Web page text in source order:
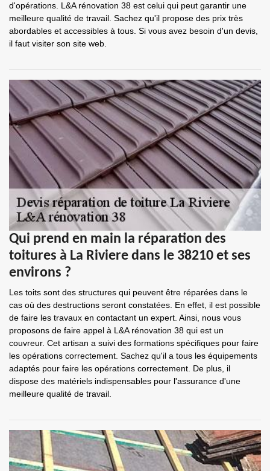
d'opérations. L&A rénovation 38 est celui qui peut garantir une
meilleure qualité de travail. Sachez qu'il propose des prix très
abordables et accessibles à tous. Si vous avez besoin d'un devis,
il faut visiter son site web.
Qui prend en main la réparation des
toitures à La Riviere dans le 38210 et ses
environs ?
Les toits sont des structures qui peuvent être réparées dans le
cas où des destructions seront constatées. En effet, il est possible
de faire les travaux en contactant un expert. Ainsi, nous vous
proposons de faire appel à L&A rénovation 38 qui est un
couvreur. Cet artisan a suivi des formations spécifiques pour faire
les opérations correctement. Sachez qu'il a tous les équipements
adaptés pour faire les opérations correctement. De plus, il
dispose des matériels indispensables pour l'assurance d'une
meilleure qualité de travail.